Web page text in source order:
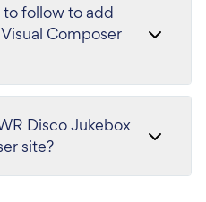
follow to add
Composer
Disco Jukebox
site?